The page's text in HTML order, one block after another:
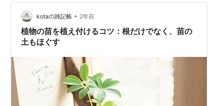
く、谷間には水を多く必要とするもんを植えたらええん
よね。 www.youtube.com そういう意味で、頂上には網
干メロンやサツマイモ、谷間にはカボチャやオクラやサ
トイモなんかを植えた…
kotaの雑記帳 • 2年前
植物の苗を植え付けるコツ：根だけでなく、苗の
土もほぐす